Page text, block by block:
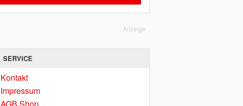
Anzeige
SERVICE
Kontakt
Impressum
AGB Shop